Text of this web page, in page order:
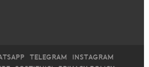
TELEGRAM
INSTAGRAM